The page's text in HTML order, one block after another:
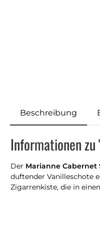
Beschreibung
Informationen zu
Der Marianne Cabernet
duftender Vanilleschote
Zigarrenkiste, die in